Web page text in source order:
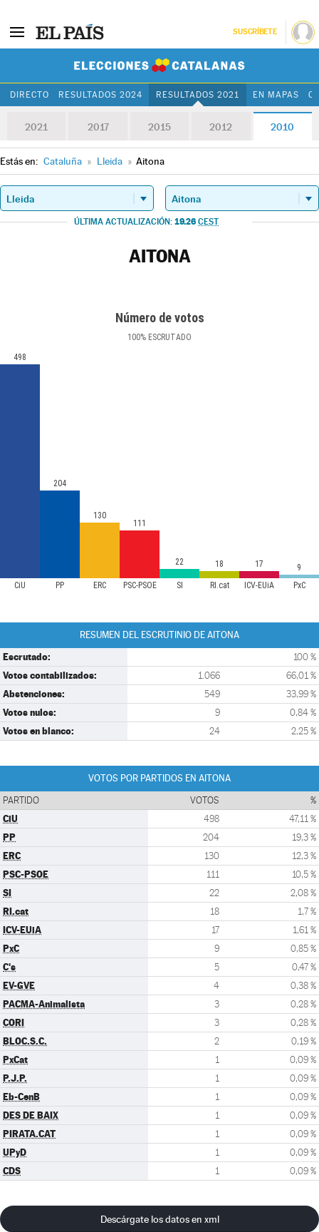
SUSCRÍBETE
DIRECTO RESULTADOS 2024 RESULTADOS 2021 EN MAPAS
2021 2017 2015 2012 2010
Estás en: Cataluña » Lleida » Aitona
ÚLTIMA ACTUALIZACIÓN: 19.26 CEST
AITONA
Número de votos
100% ESCRUTADO
CiU PP ERC PSC-PSOE SI RI.cat ICV-EUiA PxC
498
204
130
111
22 18 17 9
RESUMEN DEL ESCRUTINIO DE AITONA
Escrutado: 100 %
Votos contabilizados: 1.066 66,01 %
Abstenciones: 549 33,99 %
Votos nulos: 9 0,84 %
Votos en blanco: 24 2,25 %
VOTOS POR PARTIDOS EN AITONA
PARTIDO VOTOS %
CiU 498 47,11 %
PP 204 19,3 %
ERC 130 12,3 %
PSC-PSOE 111 10,5 %
SI 22 2,08 %
RI.cat 18 1,7 %
ICV-EUiA 17 1,61 %
PxC 9 0,85 %
C's 5 0,47 %
EV-GVE 4 0,38 %
PACMA-Animalista 3 0,28 %
CORI 3 0,28 %
BLOC.S.C. 2 0,19 %
PxCat 1 0,09 %
P.J.P. 1 0,09 %
Eb-CenB 1 0,09 %
DES DE BAIX 1 0,09 %
PIRATA.CAT 1 0,09 %
UPyD 1 0,09 %
CDS 1 0,09 %
Descárgate los datos en xml